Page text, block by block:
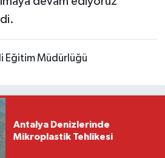
Eğitim Müdürlüğü
Antalya Denizlerinde
Mikroplastik Tehlikesi